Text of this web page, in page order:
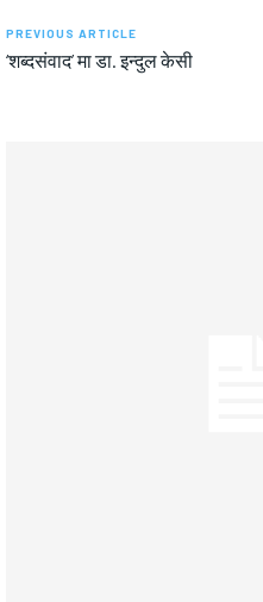
PREVIOUS ARTICLE
‘शब्दसंवाद’ मा डा. इन्दुल केसी